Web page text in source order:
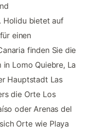
Holidu bietet auf
einen
finden Sie die
Lomo Quiebre, La
Hauptstadt Las
die Orte Los
oder Arenas del
Orte wie Playa